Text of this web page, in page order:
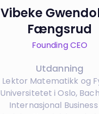
Vibeke
Fængsrud
Founding CEO
Utdanning
Lektor Matematikk og
Universitetet i Oslo,
Internasjonal